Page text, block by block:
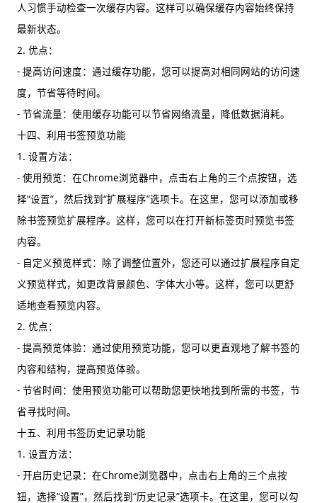
人习惯手动检查一次缓存内容。这样可以确保缓存内容始终保持
最新状态。
2. 优点：
- 提高访问速度：通过缓存功能，您可以提高对相同网站的访问速
度，节省等待时间。
- 节省流量：使用缓存功能可以节省网络流量，降低数据消耗。
十四、利用书签预览功能
1. 设置方法：
- 使用预览：在Chrome浏览器中，点击右上角的三个点按钮，选
择“设置”，然后找到“扩展程序”选项卡。在这里，您可以添加或移
除书签预览扩展程序。这样，您可以在打开新标签页时预览书签
内容。
- 自定义预览样式：除了调整位置外，您还可以通过扩展程序自定
义预览样式，如更改背景颜色、字体大小等。这样，您可以更舒
适地查看预览内容。
2. 优点：
- 提高预览体验：通过使用预览功能，您可以更直观地了解书签的
内容和结构，提高预览体验。
- 节省时间：使用预览功能可以帮助您更快地找到所需的书签，节
省寻找时间。
十五、利用书签历史记录功能
1. 设置方法：
- 开启历史记录：在Chrome浏览器中，点击右上角的三个点按
钮，选择“设置”，然后找到“历史记录”选项卡。在这里，您可以勾